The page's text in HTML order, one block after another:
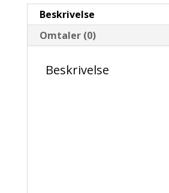
Beskrivelse
Omtaler (0)
Beskrivelse